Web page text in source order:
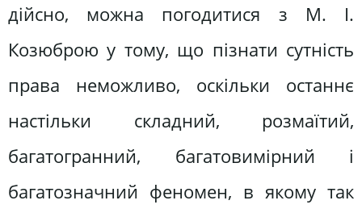
дійсно, можна погодитися з М. І.
Козюброю у тому, що пізнати сутність
права неможливо, оскільки останнє
настільки складний, розмаїтий,
багатогранний, багатовимірний і
багатозначний феномен, в якому так